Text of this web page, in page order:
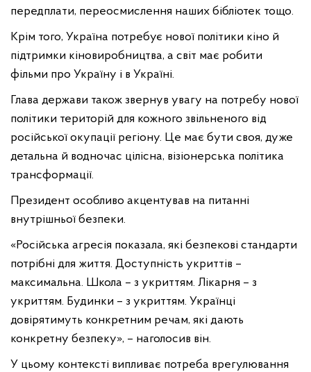
передплати, переосмислення наших бібліотек тощо.
Крім того, Україна потребує нової політики кіно й
підтримки кіновиробництва, а світ має робити
фільми про Україну і в Україні.
Глава держави також звернув увагу на потребу нової
політики територій для кожного звільненого від
російської окупації регіону. Це має бути своя, дуже
детальна й водночас цілісна, візіонерська політика
трансформації.
Президент особливо акцентував на питанні
внутрішньої безпеки.
«Російська агресія показала, які безпекові стандарти
потрібні для життя. Доступність укриттів –
максимальна. Школа – з укриттям. Лікарня – з
укриттям. Будинки – з укриттям. Українці
довірятимуть конкретним речам, які дають
конкретну безпеку», – наголосив він.
У цьому контексті випливає потреба врегулювання